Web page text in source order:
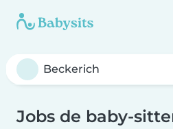
Jobs de baby-